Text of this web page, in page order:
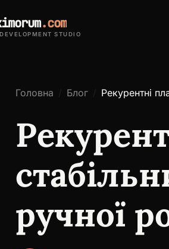
.com
STUDIO
Головна Блог Рекурентні
ручної